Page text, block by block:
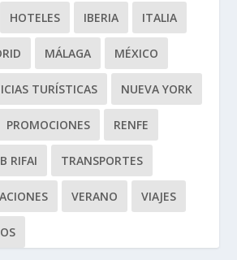
HOTELES IBERIA ITALIA
MÁLAGA MÉXICO
TURÍSTICAS NUEVA YORK
PROMOCIONES RENFE
RIFAI TRANSPORTES
VERANO VIAJES